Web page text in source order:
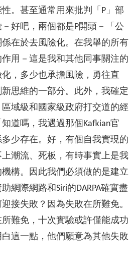
。甚至通常用來批判「P」部
好吧，兩個都是P開頭－「公
在於去風險化。在我舉的所有
用－這是我和其他同事關注的
，多少也承擔風險，勇往直
思維的一部分。此外，我確定
域級和國家級政府打交道的經
道嗎，我遇過那個Kafkian官
少存在。好，有個自我實現的
潮流、死板，有時事實上是我
構。因此我們必須做的是建立
網際網路和Siri的DARPA確實盡
接失敗？因為失敗在所難免。
難免，十次實驗或許僅能成功
這一點，他們願意為其他失敗